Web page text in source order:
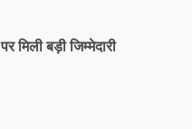
मिली बड़ी जिम्मेदारी